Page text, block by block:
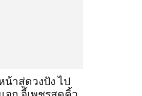
น้าสู่ดวงปัง ไป